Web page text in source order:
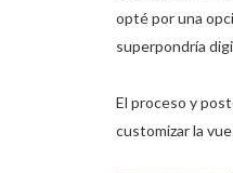
opté por una
superpondría
El proceso y
customizar la